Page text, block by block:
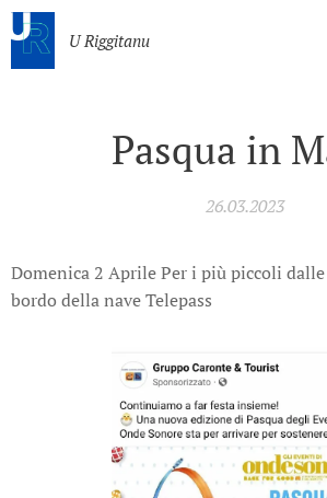
U Riggitanu
Pasqua in
26.03.2023
Domenica 2 Aprile Per i più piccoli
bordo della nave Telepass